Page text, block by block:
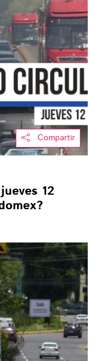
Compartir
12